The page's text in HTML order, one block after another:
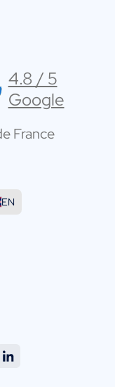
4.8 / 5
Google
France
EN